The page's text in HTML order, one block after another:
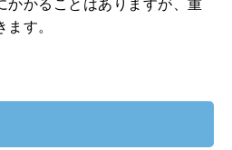
かかることはありますが、重
す。